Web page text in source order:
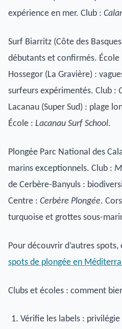
expérience en mer. Club :
Surf Biarritz (Côte des
débutants et confirmés. École
Hossegor (La Gravière) :
surfeurs expérimentés. Club :
Lacanau (Super Sud) : plage
École : Lacanau Surf School.
Plongée Parc National des
marins exceptionnels. Club :
de Cerbère-Banyuls :
Centre : Cerbère Plongée.
turquoise et grottes sous-
Pour découvrir d’autres
spots de plongée en
Clubs et écoles : comment
Vérifie les labels :